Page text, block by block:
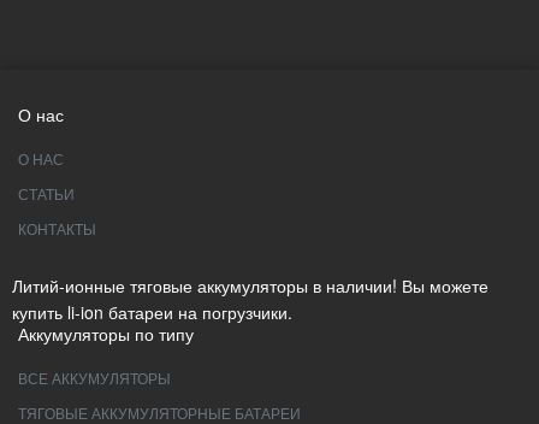
О нас
О НАС
СТАТЬИ
КОНТАКТЫ
Литий-ионные тяговые аккумуляторы в наличии! Вы можете
купить li-ion батареи на погрузчики.
Аккумуляторы по типу
ВСЕ АККУМУЛЯТОРЫ
ТЯГОВЫЕ АККУМУЛЯТОРНЫЕ БАТАРЕИ